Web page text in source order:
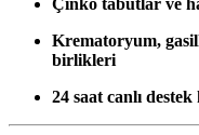
Çinko tabutlar ve
Krematoryum,
birlikleri
24 saat canlı